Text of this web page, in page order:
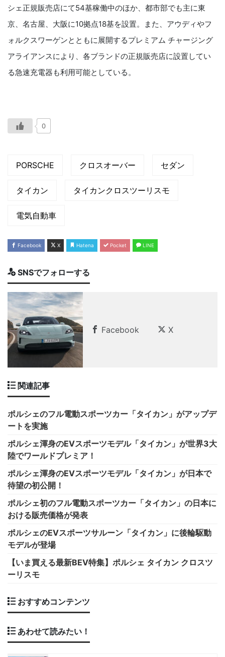
シェ正規販売店にて54基稼働中のほか、都市部でも主に東
京、名古屋、大阪に10拠点18基を設置。また、アウディやフ
ォルクスワーゲンとともに展開するプレミアム チャージング
アライアンスにより、各ブランドの正規販売店に設置してい
る急速充電器も利用可能としている。
0
PORSCHE クロスオーバー セダン
タイカン タイカンクロスツーリスモ
電気自動車
Facebook X Hatena Pocket LINE
SNSでフォローする
Facebook X
関連記事
ポルシェのフル電動スポーツカー「タイカン」がアップデ
ートを実施
ポルシェ渾身のEVスポーツモデル「タイカン」が世界3大
陸でワールドプレミア！
ポルシェ渾身のEVスポーツモデル「タイカン」が日本で
待望の初公開！
ポルシェ初のフル電動スポーツカー「タイカン」の日本に
おける販売価格が発表
ポルシェのEVスポーツサルーン「タイカン」に後輪駆動
モデルが登場
【いま買える最新BEV特集】ポルシェ タイカン クロスツ
ーリスモ
おすすめコンテンツ
あわせて読みたい！